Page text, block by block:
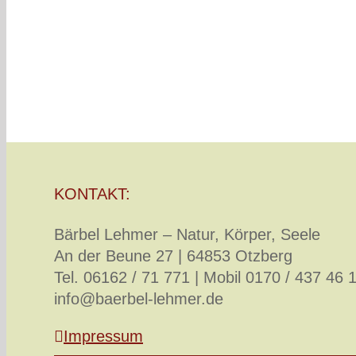
KONTAKT:
Bärbel Lehmer – Natur, Körper, Seele
An der Beune 27 | 64853 Otzberg
Tel. 06162 / 71 771 | Mobil 0170 / 437 46
info@baerbel-lehmer.de
Impressum